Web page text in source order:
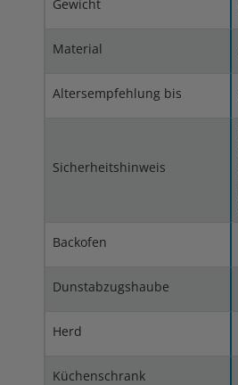
Gewicht
Material
Altersempfehlung bis
Sicherheitshinweis
Backofen
Dunstabzugshaube
Herd
Küchenschrank